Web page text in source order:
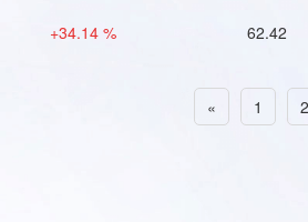
+34.14 % 62.42
« 1 2